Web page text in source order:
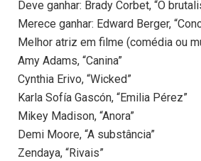
Deve ganhar: Brady Corbet, “O
Merece ganhar: Edward Berger,
Melhor atriz em filme (comédia ou
Amy Adams, “Canina”
Cynthia Erivo, “Wicked”
Karla Sofía Gascón, “Emilia Pérez”
Mikey Madison, “Anora”
Demi Moore, “A substância”
Zendaya, “Rivais”